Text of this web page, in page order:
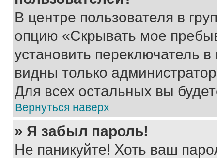
В центре пользователя в
опцию «Скрывать мое
установить переключатель
видны только
Для всех остальных вы
Вернуться наверх
» Я забыл пароль!
Не паникуйте! Хоть ваш